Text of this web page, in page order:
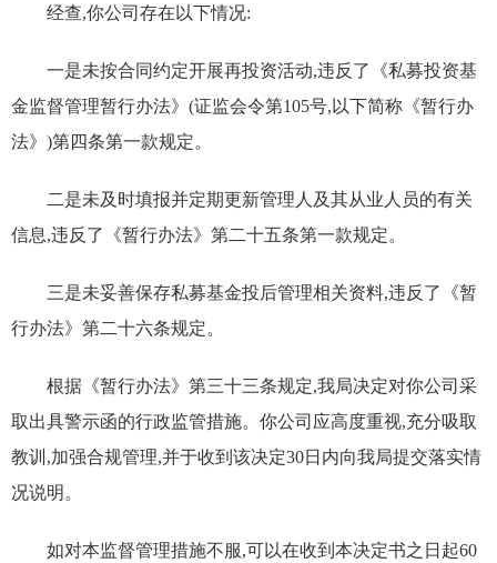
经查,你公司存在以下情况:
一是未按合同约定开展再投资活动,违反了《私募投资基
金监督管理暂行办法》(证监会令第105号,以下简称《暂行办
法》)第四条第一款规定。
二是未及时填报并定期更新管理人及其从业人员的有关
信息,违反了《暂行办法》第二十五条第一款规定。
三是未妥善保存私募基金投后管理相关资料,违反了《暂
行办法》第二十六条规定。
根据《暂行办法》第三十三条规定,我局决定对你公司采
取出具警示函的行政监管措施。你公司应高度重视,充分吸取
教训,加强合规管理,并于收到该决定30日内向我局提交落实情
况说明。
如对本监督管理措施不服,可以在收到本决定书之日起60